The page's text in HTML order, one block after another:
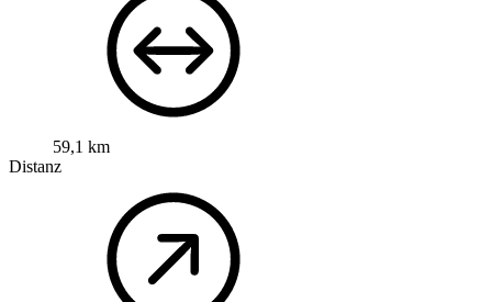
59,1 km
Distanz